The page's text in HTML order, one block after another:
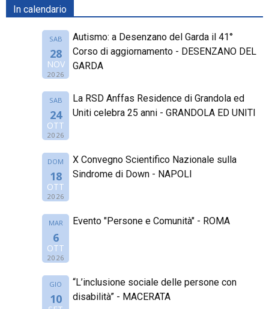
In calendario
SAB
28
NOV
2026
Autismo: a Desenzano del Garda il 41°
Corso di aggiornamento - DESENZANO DEL
GARDA
SAB
24
OTT
2026
La RSD Anffas Residence di Grandola ed
Uniti celebra 25 anni - GRANDOLA ED UNITI
DOM
18
OTT
2026
X Convegno Scientifico Nazionale sulla
Sindrome di Down - NAPOLI
MAR
6
OTT
2026
Evento "Persone e Comunità" - ROMA
GIO
10
“L’inclusione sociale delle persone con
disabilità” - MACERATA